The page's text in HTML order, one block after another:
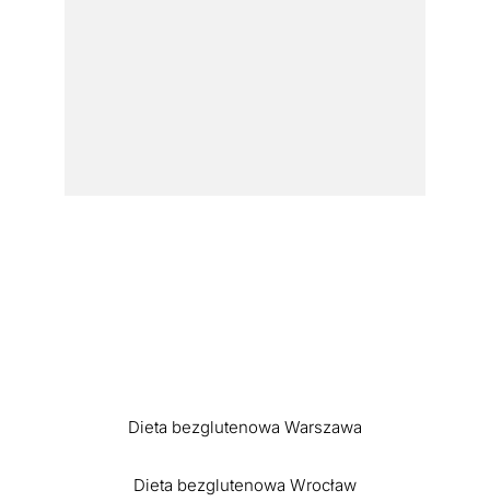
Dieta bezglutenowa Warszawa
Dieta bezglutenowa Wrocław